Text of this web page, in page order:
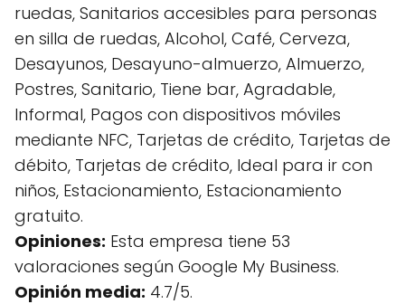
ruedas, Sanitarios accesibles para personas
en silla de ruedas, Alcohol, Café, Cerveza,
Desayunos, Desayuno-almuerzo, Almuerzo,
Postres, Sanitario, Tiene bar, Agradable,
Informal, Pagos con dispositivos móviles
mediante NFC, Tarjetas de crédito, Tarjetas de
débito, Tarjetas de crédito, Ideal para ir con
niños, Estacionamiento, Estacionamiento
gratuito.
Opiniones: Esta empresa tiene 53
valoraciones según Google My Business.
Opinión media: 4.7/5.